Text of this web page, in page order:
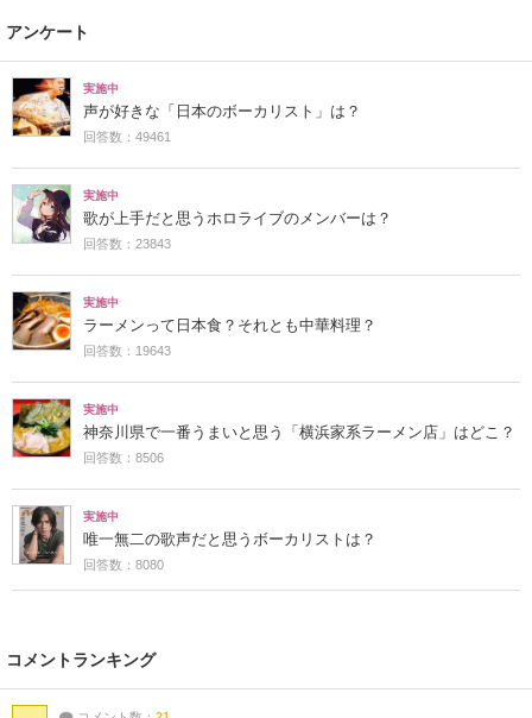
アンケート
実施中
声が好きな「日本のボーカリスト」は？
回答数：49461
実施中
歌が上手だと思うホロライブのメンバーは？
回答数：23843
実施中
ラーメンって日本食？それとも中華料理？
回答数：19643
実施中
神奈川県で一番うまいと思う「横浜家系ラーメン店」はどこ？
回答数：8506
実施中
唯一無二の歌声だと思うボーカリストは？
回答数：8080
コメントランキング